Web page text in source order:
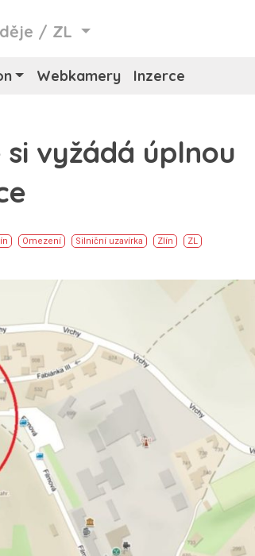
/ ZL
Webkamery Inzerce
vyžádá úplnou
Omezení Silniční uzavírka Zlín ZL